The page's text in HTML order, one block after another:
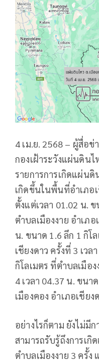
4 เม.ย. 2568 – ผู้สื่อข่
กองเฝ้าระวังแผ่นดิน
รายการการเกิดแผ่น
เกิดขึ้นในพื้นที่อำเภอเ
ตั้งแต่เวลา 01.02 น.
ตำบลเมืองงาย อำเภอ
น. ขนาด 1.6 ลึก 1 กิโ
เชียงดาว ครั้งที่ 3 เว
กิโลเมตร ที่ตำบลเมือ
4 เวลา 04.37 น. ขนา
เมืองคอง อำเภอเชียง
อย่างไรก็ตาม ยังไม่มี
สามารถรับรู้ถึงการเ
ตำบลเมืองงาย 3 ครั้ง